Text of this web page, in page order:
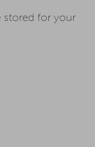
stored for your